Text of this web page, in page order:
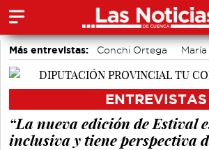
Más entrevistas: Conchi Ortega
Sole Giménez
Javier Viñas
Álvaro Martínez Chana
Vique Gomes
ENTREVISTAS
“La nueva edición de Estival
inclusiva y tiene perspectiva